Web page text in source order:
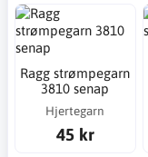
Ragg strømpegarn
3810 senap
Hjertegarn
45 kr